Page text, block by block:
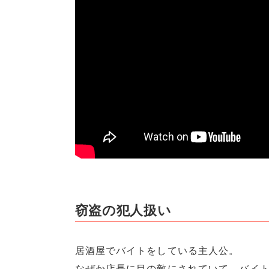
窃盗の犯人扱い
居酒屋でバイトをしている主人公。